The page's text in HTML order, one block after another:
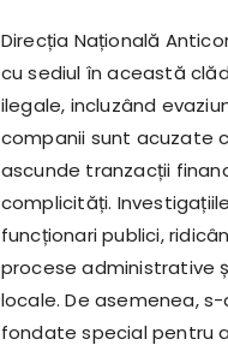
Direcția Națională
cu sediul în această
ilegale, incluzând
companii sunt acuzate
ascunde tranzacții
complicități.
funcționari publici,
procese administrative
locale. De asemenea,
fondate special pentru